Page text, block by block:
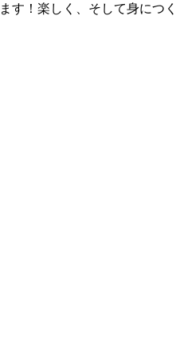
！楽しく、そして身につ